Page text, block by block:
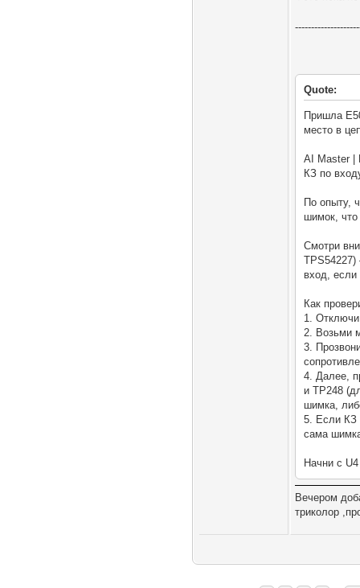
Quote:
Пришла
место в
AI Master |
КЗ по
По опыту,
шимок,
Смотри
вход, если
Как
1.
2. Возьми
3.
4. Далее,
и TP248
шимка,
5. Если КЗ
сама
Начни с
Вечером
триколор